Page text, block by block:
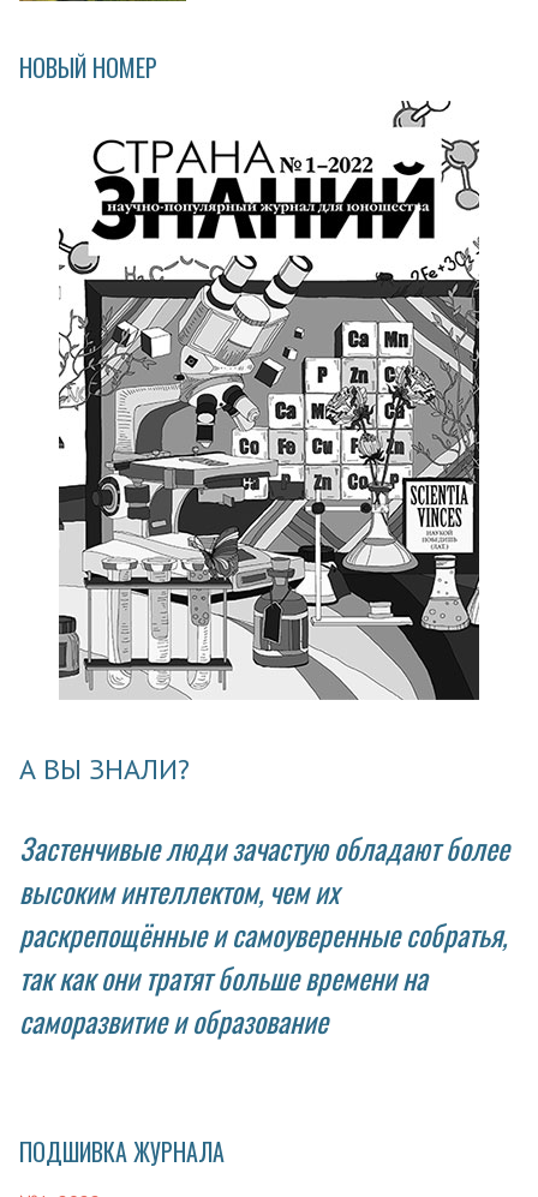
НОВЫЙ НОМЕР
А ВЫ ЗНАЛИ?
Застенчивые люди зачастую обладают более
высоким интеллектом, чем их
раскрепощённые и самоуверенные собратья,
так как они тратят больше времени на
саморазвитие и образование
ПОДШИВКА ЖУРНАЛА